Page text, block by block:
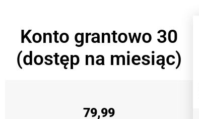
Konto grantowo 30
(dostęp na miesiąc)
79,99